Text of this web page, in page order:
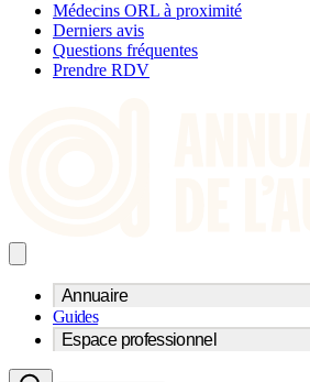
Médecins ORL à proximité
Derniers avis
Questions fréquentes
Prendre RDV
Annuaire
Trouvez un professionnel de l'audition
Centre d'audioprothèse
Guides
Espace professionnel